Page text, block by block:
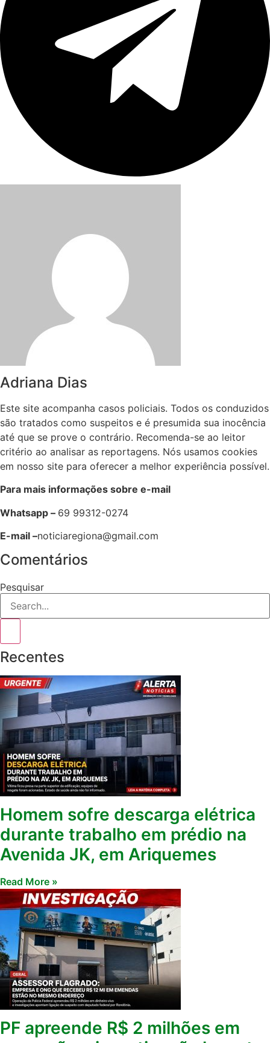
Adriana Dias
Este site acompanha casos policiais. Todos os conduzidos
são tratados como suspeitos e é presumida sua inocência
até que se prove o contrário. Recomenda-se ao leitor
critério ao analisar as reportagens. Nós usamos cookies
em nosso site para oferecer a melhor experiência possível.
Para mais informações sobre e-mail
Whatsapp – 69 99312-0274
E-mail –noticiaregiona@gmail.com
Comentários
Pesquisar
Recentes
Homem sofre descarga elétrica
durante trabalho em prédio na
Avenida JK, em Ariquemes
Read More »
PF apreende R$ 2 milhões em